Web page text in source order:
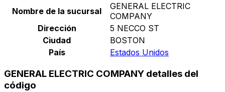
Nombre de la sucursal
GENERAL ELECTRIC
COMPANY
Dirección
5 NECCO ST
Ciudad
BOSTON
País
Estados Unidos
GENERAL ELECTRIC COMPANY detalles del
código